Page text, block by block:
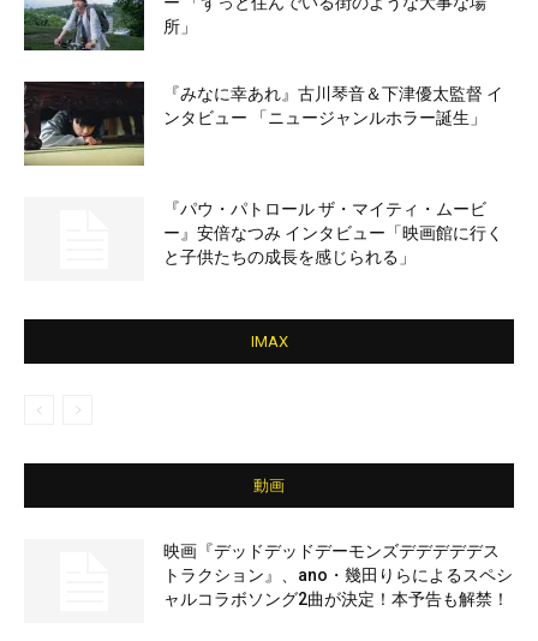
所」
『みなに幸あれ』古川琴音＆下津優太監督 イ
ンタビュー 「ニュージャンルホラー誕生」
『パウ・パトロール ザ・マイティ・ムービ
ー』安倍なつみ インタビュー「映画館に行く
と子供たちの成長を感じられる」
IMAX
動画
映画『デッドデッドデーモンズデデデデデス
トラクション』、ano・幾田りらによるスペシ
ャルコラボソング2曲が決定！本予告も解禁！